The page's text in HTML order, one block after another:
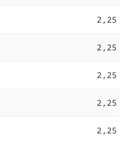
2,25
2,25
2,25
2,25
2,25